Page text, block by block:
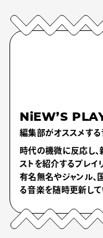
NiEW’S
編集部がオススメす
時代の機微に反応し
ストを紹介するプレイ
有名無名やジャンル、
る音楽を随時更新して